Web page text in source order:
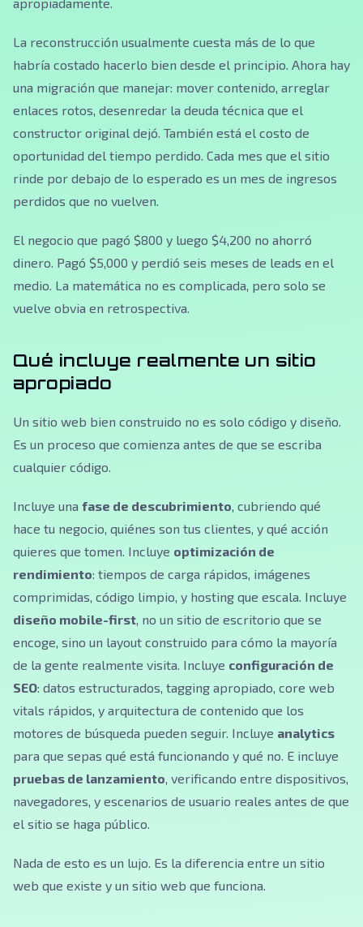
La reconstrucción usualmente cuesta más de lo que
habría costado hacerlo bien desde el principio. Ahora hay
una migración que manejar: mover contenido, arreglar
enlaces rotos, desenredar la deuda técnica que el
constructor original dejó. También está el costo de
oportunidad del tiempo perdido. Cada mes que el sitio
rinde por debajo de lo esperado es un mes de ingresos
perdidos que no vuelven.
El negocio que pagó $800 y luego $4,200 no ahorró
dinero. Pagó $5,000 y perdió seis meses de leads en el
medio. La matemática no es complicada, pero solo se
vuelve obvia en retrospectiva.
Qué incluye realmente un sitio
apropiado
Un sitio web bien construido no es solo código y diseño.
Es un proceso que comienza antes de que se escriba
cualquier código.
Incluye una fase de descubrimiento, cubriendo qué
hace tu negocio, quiénes son tus clientes, y qué acción
quieres que tomen. Incluye optimización de
rendimiento: tiempos de carga rápidos, imágenes
comprimidas, código limpio, y hosting que escala. Incluye
diseño mobile-first, no un sitio de escritorio que se
encoge, sino un layout construido para cómo la mayoría
de la gente realmente visita. Incluye configuración de
SEO: datos estructurados, tagging apropiado, core web
vitals rápidos, y arquitectura de contenido que los
motores de búsqueda pueden seguir. Incluye analytics
para que sepas qué está funcionando y qué no. E incluye
pruebas de lanzamiento, verificando entre dispositivos,
navegadores, y escenarios de usuario reales antes de que
el sitio se haga público.
Nada de esto es un lujo. Es la diferencia entre un sitio
web que existe y un sitio web que funciona.